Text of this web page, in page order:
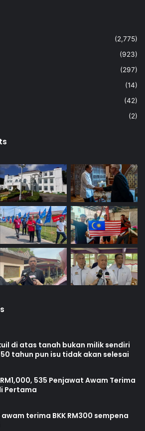
(2,775)
(923)
(297)
(14)
(42)
(2)
di atas tanah bukan milik sendiri
tahun pun isu tidak akan selesai
535 Penjawat Awam Terima
Pertama
terima BKK RM300 sempena